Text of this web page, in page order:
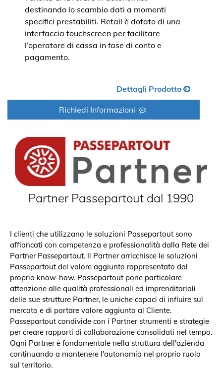
destinando lo scambio dati a momenti
specifici prestabiliti. Retail è dotato di una
interfaccia touchscreen per facilitare
l’operatore di cassa in fase di conto e
pagamento.
Dettagli Prodotto
Richiedi Informazioni
Partner Passepartout dal 1990
I clienti che utilizzano le soluzioni Passepartout sono
affiancati con competenza e professionalità dalla Rete dei
Partner Passepartout. Il Partner arricchisce le soluzioni
Passepartout del valore aggiunto rappresentato dal
proprio know-how. Passepartout pone particolare
attenzione alle qualità professionali ed imprenditoriali
delle sue strutture Partner, le uniche capaci di influire sul
mercato e di portare valore aggiunto al Cliente.
Passepartout condivide con i Partner strumenti e strategie
per creare rapporti di collaborazione consolidati nel tempo.
Ogni Partner è fondamentale nella struttura dell'azienda
continuando a mantenere l'autonomia nel proprio ruolo
sul territorio.